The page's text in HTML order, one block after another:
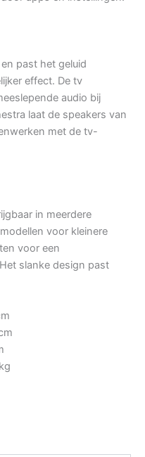
past het geluid
effect. De tv
audio bij
laat de speakers van
met de tv-
in meerdere
voor kleinere
voor een
slanke design past